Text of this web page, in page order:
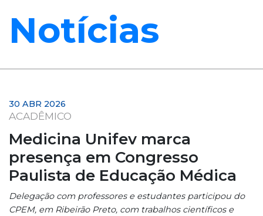
Notícias
30 ABR 2026
ACADÊMICO
Medicina Unifev marca
presença em Congresso
Paulista de Educação Médica
Delegação com professores e estudantes participou do
CPEM, em Ribeirão Preto, com trabalhos científicos e